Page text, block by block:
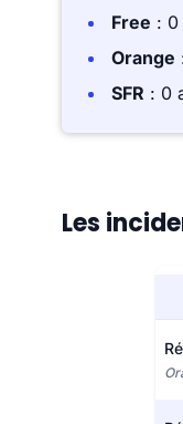
Free : 0
Orange
SFR : 0
Les